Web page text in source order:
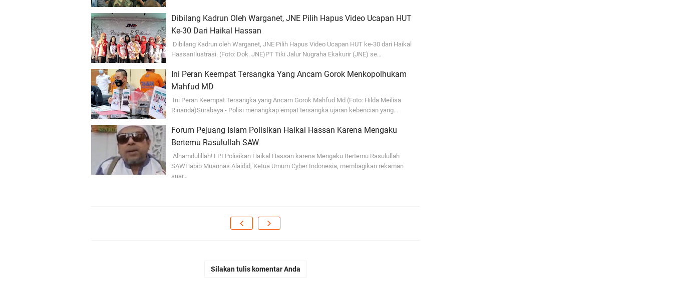
Dibilang Kadrun Oleh Warganet, JNE Pilih Hapus Video Ucapan HUT
Ke-30 Dari Haikal Hassan
Dibilang Kadrun oleh Warganet, JNE Pilih Hapus Video Ucapan HUT ke-30 dari Haikal
HassanIlustrasi. (Foto: Dok. JNE)PT Tiki Jalur Nugraha Ekakurir (JNE) se…
Ini Peran Keempat Tersangka Yang Ancam Gorok Menkopolhukam
Mahfud MD
Ini Peran Keempat Tersangka yang Ancam Gorok Mahfud Md (Foto: Hilda Meilisa
Rinanda)Surabaya - Polisi menangkap empat tersangka ujaran kebencian yang…
Forum Pejuang Islam Polisikan Haikal Hassan Karena Mengaku
Bertemu Rasulullah SAW
Alhamdulillah! FPI Polisikan Haikal Hassan karena Mengaku Bertemu Rasulullah
SAWHabib Muannas Alaidid, Ketua Umum Cyber Indonesia, membagikan rekaman
suar…
Silakan tulis komentar Anda